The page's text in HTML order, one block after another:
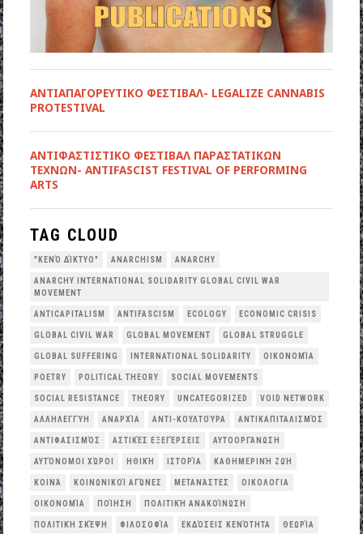
ΑΝΤΙΑΠΑΓΟΡΕΥΤΙΚΟ ΦΕΣΤΙΒΑΛ- LEGALIZE CANNABIS
PROTESTIVAL
ANTIΦΑΣΤΙΣΤΙΚΟ ΦΕΣΤΙΒΑΛ ΠΑΡΑΣΤΑΤΙΚΩΝ
ΤΕΧΝΩΝ- ANTIFASCIST FESTIVAL OF PERFORMING
ARTS
TAG CLOUD
"ΚΕΝΌ ΔΊΚΤΥΟ" ANARCHISM ANARCHY
ANARCHY INTERNATIONAL SOLIDARITY GLOBAL CIVIL WAR
MOVEMENT
ANTICAPITALISM ANTIFASCISM ECOLOGY ECONOMIC CRISIS
GLOBAL CIVIL WAR GLOBAL MOVEMENT GLOBAL STRUGGLE
GLOBAL SUFFERING INTERNATIONAL SOLIDARITY OΙΚΟΝΟΜΊΑ
POETRY POLITICAL THEORY SOCIAL MOVEMENTS
SOCIAL RESISTANCE THEORY UNCATEGORIZED VOID NETWORK
ΑΛΛΗΛΕΓΓΎΗ ΑΝΑΡΧΊΑ ΑΝΤΙ-ΚΟΥΛΤΟΎΡΑ ΑΝΤΙΚΑΠΙΤΑΛΙΣΜΌΣ
ΑΝΤΙΦΑΣΙΣΜΌΣ ΑΣΤΙΚΈΣ ΕΞΕΓΈΡΣΕΙΣ ΑΥΤΟΟΡΓΆΝΩΣΗ
ΑΥΤΌΝΟΜΟΙ ΧΏΡΟΙ ΗΘΙΚΉ ΙΣΤΟΡΊΑ ΚΑΘΗΜΕΡΙΝΉ ΖΩΉ
ΚΟΙΝΆ ΚΟΙΝΩΝΙΚΟΊ ΑΓΏΝΕΣ ΜΕΤΑΝΆΣΤΕΣ ΟΙΚΟΛΟΓΙΑ
ΟΙΚΟΝΟΜΊΑ ΠΟΊΗΣΗ ΠΟΛΙΤΙΚΉ ΑΝΑΚΟΊΝΩΣΗ
ΠΟΛΙΤΙΚΉ ΣΚΈΨΗ ΦΙΛΟΣΟΦΊΑ ΕΚΔΌΣΕΙΣ ΚΕΝΌΤΗΤΑ ΘΕΩΡΊΑ